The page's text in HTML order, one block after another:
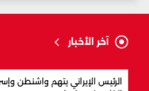
آخر الأخبار
الرئيس الإيراني يتهم واشنطن